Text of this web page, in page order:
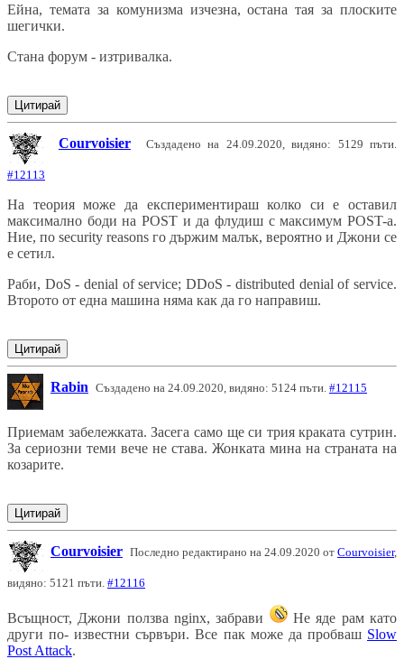
Ейна, темата за комунизма изчезна, остана тая за плоските
шегички.
Стана форум - изтривалка.
Цитирай
Courvoisier Създадено на 24.09.2020, видяно: 5129 пъти.
#12113
На теория може да експериментираш колко си е оставил
максимално боди на POST и да флудиш с максимум POST-а.
Ние, по security reasons го държим малък, вероятно и Джони се
е сетил.
Раби, DoS - denial of service; DDoS - distributed denial of service.
Второто от една машина няма как да го направиш.
Цитирай
Rabin Създадено на 24.09.2020, видяно: 5124 пъти. #12115
Приемам забележката. Засега само ще си трия краката сутрин.
За сериозни теми вече не става. Жонката мина на страната на
козарите.
Цитирай
Courvoisier Последно редактирано на 24.09.2020 от Courvoisier,
видяно: 5121 пъти. #12116
Всъщност, Джони ползва nginx, забрави
Не яде рам като
други по- известни сървъри. Все пак може да пробваш Slow
Post Attack.